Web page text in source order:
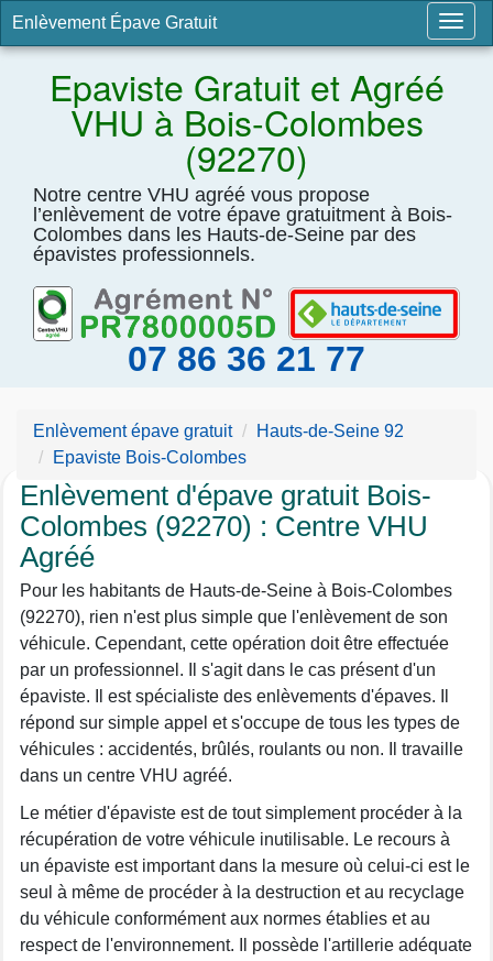
Enlèvement Épave Gratuit
Epaviste Gratuit et Agréé
VHU à Bois-Colombes
(92270)
Notre centre VHU agréé vous propose
l’enlèvement de votre épave gratuitment à Bois-
Colombes dans les Hauts-de-Seine par des
épavistes professionnels.
07 86 36 21 77
Enlèvement épave gratuit
Hauts-de-Seine 92
Epaviste Bois-Colombes
Enlèvement d'épave gratuit Bois-
Colombes (92270) : Centre VHU
Agréé
Pour les habitants de Hauts-de-Seine à Bois-Colombes
(92270), rien n'est plus simple que l'enlèvement de son
véhicule. Cependant, cette opération doit être effectuée
par un professionnel. Il s'agit dans le cas présent d'un
épaviste. Il est spécialiste des enlèvements d'épaves. Il
répond sur simple appel et s'occupe de tous les types de
véhicules : accidentés, brûlés, roulants ou non. Il travaille
dans un centre VHU agréé.
Le métier d'épaviste est de tout simplement procéder à la
récupération de votre véhicule inutilisable. Le recours à
un épaviste est important dans la mesure où celui-ci est le
seul à même de procéder à la destruction et au recyclage
du véhicule conformément aux normes établies et au
respect de l'environnement. Il possède l'artillerie adéquate